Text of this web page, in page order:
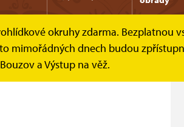
okruhy zdarma. Bezplatnou
mimořádných dnech budou
a Výstup na věž.